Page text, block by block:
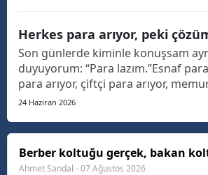
buluşma a...
Herkes para arıyor, peki
Son günlerde kiminle konuşsam
duyuyorum: “Para lazım.”Esnaf
para arıyor, çiftçi para arıyor,
getirmeye çalışıyor, emekli
finansmana ulaşmakta zorlanıyor.
almak, araba a...
24 Haziran 2026
Berber koltuğu gerçek, bakan
Ahmet Sandal - 07 Ağustos 2026